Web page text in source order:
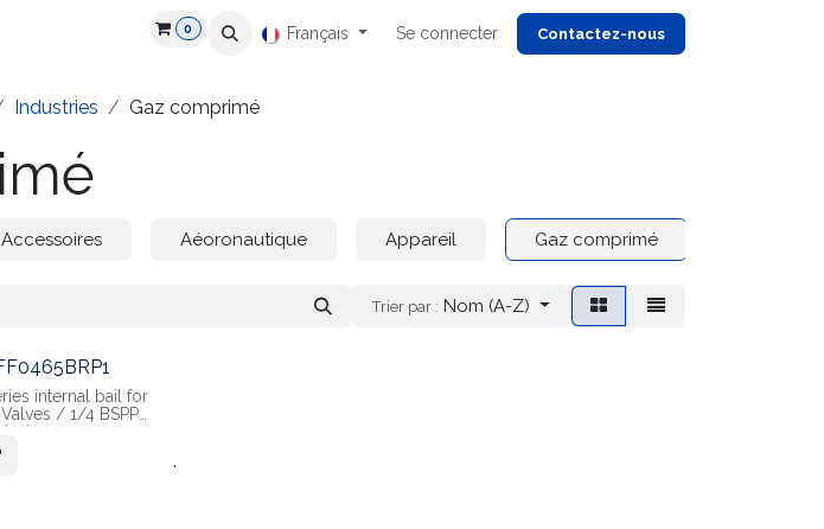
Recrutement Ressources
0 Français Se connecter Contactez-nous
Industries Gaz comprimé
Accessoires Aéoronautique Appareil Gaz comprimé
Trier par : Nom (A-Z)
internal bail for
Valves / 1/4 BSPP
Connections tool
.